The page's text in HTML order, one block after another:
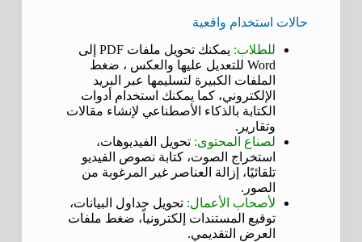
حالات استخدام واقعية
للطلاب:
يمكنك تحويل ملفات PDF إلى
Word للتعديل عليها والعكس ، ضغط
الملفات الكبيرة لتسليمها عبر البريد
الإلكتروني، كما يمكنك استخدام أدوات
الكتابة بالذكاء الأصطناعي لإنشاء مقالات
وتقارير.
لصناع المحتوى: تحويل الفيديوهات،
استخراج الصوت، كتابة نصوص الفيديو
تلقائيًا، إزالة العناصر غير المرغوبة من
الصور.
لأصحاب الأعمال: تحويل جداول البيانات،
توقيع المستندات إلكترونياً، ضغط ملفات
العرض التقديمي.